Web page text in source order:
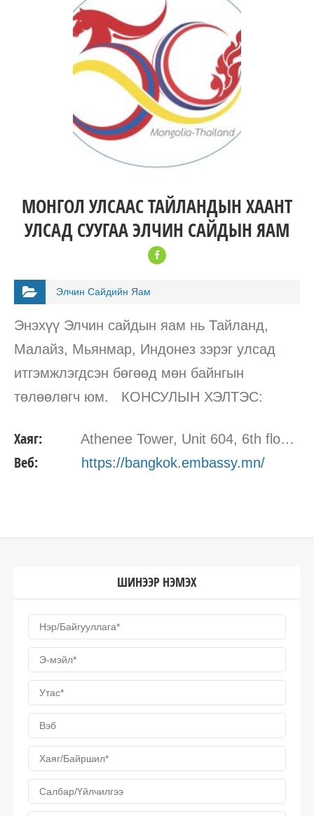
МОНГОЛ УЛСААС ТАЙЛАНДЫН ХААНТ
УЛСАД СУУГАА ЭЛЧИН САЙДЫН ЯАМ
Элчин Сайдийн Яaм
Энэхүү Элчин сайдын яам нь Тайланд,
Малайз, Мьянмар, Индонез зэрэг улсад
итгэмжлэгдсэн бөгөөд мөн байнгын
төлөөлөгч юм. КОНСУЛЫН ХЭЛТЭС:
утас: +66 (0)-2168-8598
Хаяг: Athenee Tower, Unit 604, 6th floor, 63 Wireless Road, Lumpini, Pathumwan 10330
Веб: https://bangkok.embassy.mn/
ШИНЭЭР НЭМЭХ